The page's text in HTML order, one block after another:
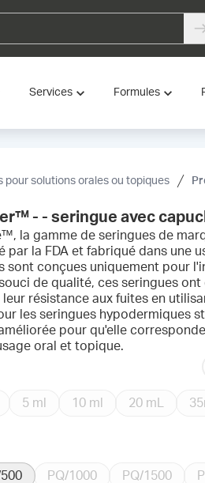
Services Formules
pour solutions orales ou topiques
- - seringue avec
la gamme de seringues de
la FDA et fabriqué dans une
sont conçues uniquement pour
de qualité, ces seringues
résistance aux fuites en
les seringues hypodermiques
pour qu'elle
oral et topique.
5 ml 10 ml 20 mL
PQ/1000 PQ/1500